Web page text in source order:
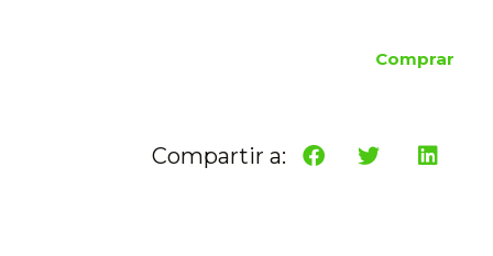
Comprar
Compartir a: